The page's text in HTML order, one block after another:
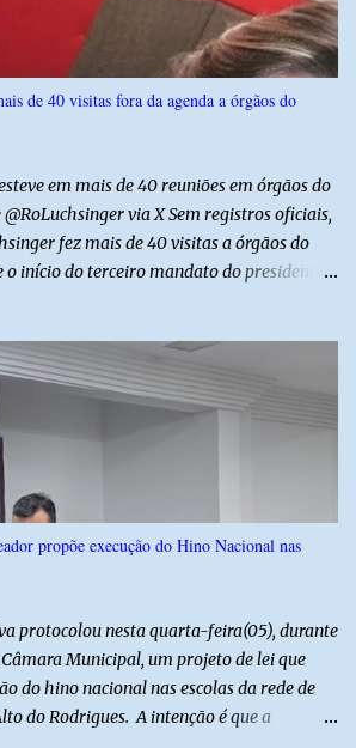
Após a ação criminosa, a dupla
em direção ainda desconhecida. A
logo após o crime e realiza diligências
localizar o veículo e identificar os
informação que possa ajudar na
de 40 visitas fora da agenda a órgãos do
em mais de 40 reuniões em órgãos do
via X Sem registros oficiais,
fez mais de 40 visitas a órgãos do
início do terceiro mandato do presidente
dos encontros. Em duas oportunidades, a
do Planalto e no gabinete do ministro do
Wellington Dias, acompanhada do então
não foram registrados nas agendas
de inquérito aberto nesta quinta-feira,
apura se ele utilizou a influência do pai
empresariais com a administração
Federal, a atuação dele contou com a
concentrou no Ministério da Saúde e no
propõe execução do Hino Nacional nas
protocolou nesta quarta-feira(05), durante
Municipal, um projeto de lei que
do hino nacional nas escolas da rede de
do Rodrigues. A intenção é que a